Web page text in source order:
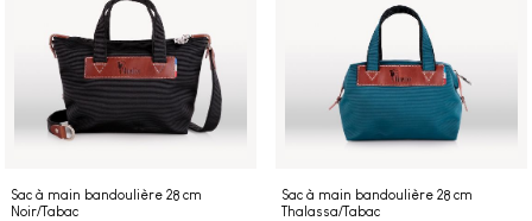
Sac à main bandoulière 28 cm
Noir/Tabac
Sac à main bandoulière 28 cm
Thalassa/Tabac